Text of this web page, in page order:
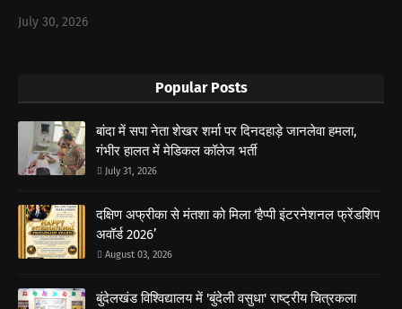
July 30, 2026
Popular Posts
बांदा में सपा नेता शेखर शर्मा पर दिनदहाड़े जानलेवा हमला,
गंभीर हालत में मेडिकल कॉलेज भर्ती
July 31, 2026
दक्षिण अफ्रीका से मंतशा को मिला ‘हैप्पी इंटरनेशनल फ्रेंडशिप
अवॉर्ड 2026’
August 03, 2026
बुंदेलखंड विश्विद्यालय में 'बुंदेली वसुधा' राष्ट्रीय चित्रकला